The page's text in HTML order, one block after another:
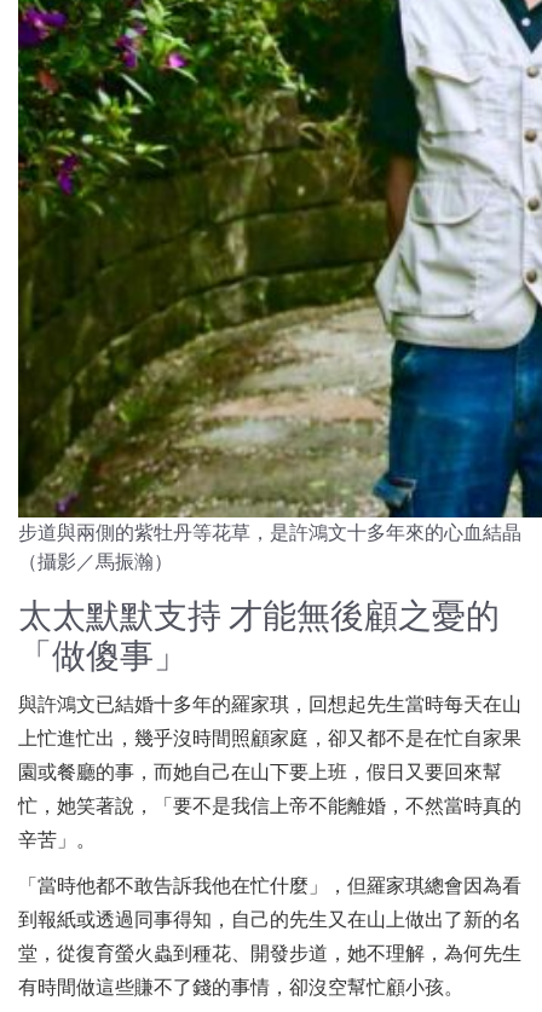
步道與兩側的紫牡丹等花草，是許鴻文十多年來的心血結晶
（攝影／馬振瀚）
太太默默支持 才能無後顧之憂的
「做傻事」
與許鴻文已結婚十多年的羅家琪，回想起先生當時每天在山
上忙進忙出，幾乎沒時間照顧家庭，卻又都不是在忙自家果
園或餐廳的事，而她自己在山下要上班，假日又要回來幫
忙，她笑著說，「要不是我信上帝不能離婚，不然當時真的
辛苦」。
「當時他都不敢告訴我他在忙什麼」，但羅家琪總會因為看
到報紙或透過同事得知，自己的先生又在山上做出了新的名
堂，從復育螢火蟲到種花、開發步道，她不理解，為何先生
有時間做這些賺不了錢的事情，卻沒空幫忙顧小孩。